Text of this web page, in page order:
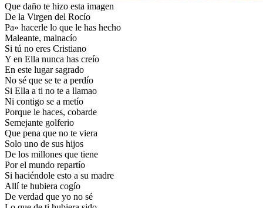
Que daño te hizo esta imagen
De la Virgen del Rocío
Pa» hacerle lo que le has hecho
Maleante, malnacío
Si tú no eres Cristiano
Y en Ella nunca has creío
En este lugar sagrado
No sé que se te a perdío
Si Ella a ti no te a llamao
Ni contigo se a metío
Porque le haces, cobarde
Semejante golferio
Que pena que no te viera
Solo uno de sus hijos
De los millones que tiene
Por el mundo repartío
Si haciéndole esto a su madre
Allí te hubiera cogío
De verdad que yo no sé